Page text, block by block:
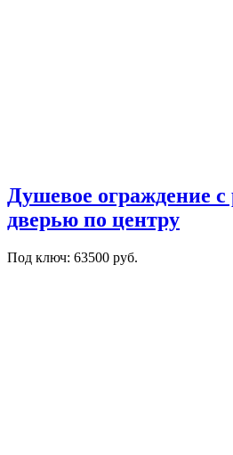
Душевое ограждение
дверью по центру
Под ключ: 63500 руб.